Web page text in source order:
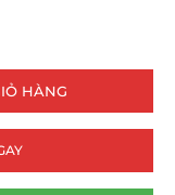
HÀNG